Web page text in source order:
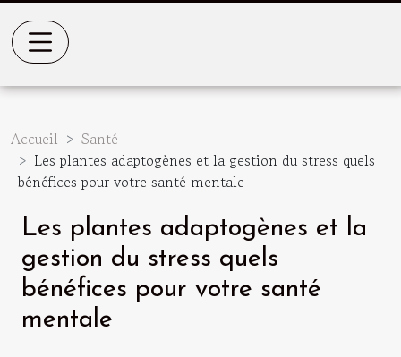
Accueil
Santé
Les plantes adaptogènes et la gestion du stress quels
bénéfices pour votre santé mentale
Les plantes adaptogènes et la
gestion du stress quels
bénéfices pour votre santé
mentale